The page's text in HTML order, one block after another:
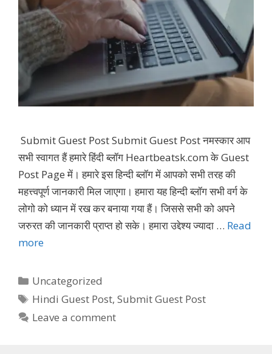
Submit Guest Post Submit Guest Post नमस्कार आप
सभी स्वागत हैं हमारे हिंदी ब्लॉग Heartbeatsk.com के Guest
Post Page में। हमारे इस हिन्दी ब्लॉग में आपको सभी तरह की
महत्त्वपूर्ण जानकारी मिल जाएगा। हमारा यह हिन्दी ब्लॉग सभी वर्ग के
लोगो को ध्यान में रख कर बनाया गया हैं। जिससे सभी को अपने
जरुरत की जानकारी प्राप्त हो सके। हमारा उद्देश्य ज्यादा … Read
more
Categories
Uncategorized
Tags
Hindi Guest Post,Submit Guest Post
Leave a comment